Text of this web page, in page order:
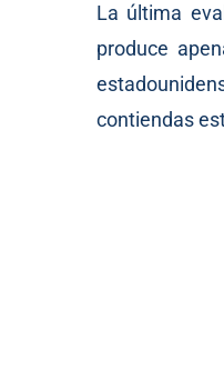
La última
produce
contiendas